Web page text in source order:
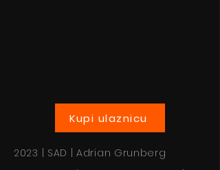
Kupi ulaznicu
2023 | SAD | Adrian Grunberg